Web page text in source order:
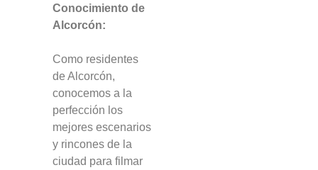
Conocimiento de
Alcorcón:
Como residentes
de Alcorcón,
conocemos a la
perfección los
mejores escenarios
y rincones de la
ciudad para filmar